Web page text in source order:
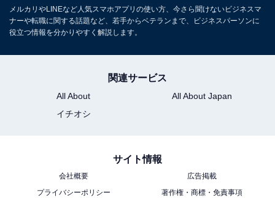
てるみくらぶの取消料（現在このページは閲覧できません）
そうこうしているうちに、航空券もホテルもインターネ
前。利用者も自己責任でそれを受け容れていますから、
メルカリやLINEなど人気スマホアプリの使い方、今さら聞けないビジネスマ
ナーや転職に関する話題など、若手からベテランまで、ビジネスパーソンに
役立つ情報を分かりやすく解説します。
関連サービス
All About
All About Japan
イチオシ
サイト情報
会社概要
広告掲載
プライバシーポリシー
著作権・商標・免責事項